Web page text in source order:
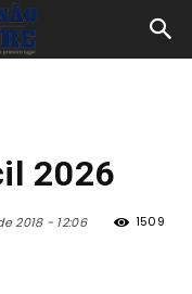
2026
2018 - 12:06
1509